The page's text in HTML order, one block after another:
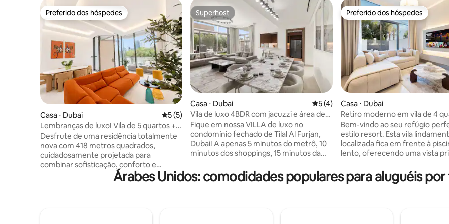
Preferido dos hóspedes
Preferido dos hóspedes
Casa ⋅ Dubai 5 de uma avaliação média de 5, 5 avaliações
5 (5)
Lembranças de luxo! Vila de 5 quartos +
piscina + jacuzzi + elevador + academia
Desfrute de uma residência totalmente
nova com 418 metros quadrados,
cuidadosamente projetada para
combinar sofisticação, conforto e
funcionalidade inteligente. Tudo para
uma experiência de estilo de vida
Superhost
Superhost
Casa ⋅ Dubai 5 de uma avaliação média de 5, 4
5 (4)
Vila de luxo 4BDR com jacuzzi e área de
churrasco
Fique em nossa VILLA de luxo no
condomínio fechado de Tilal Al Furjan,
Dubai! A apenas 5 minutos do metrô, 10
minutos dos shoppings, 15 minutos da
unidade de 350 m² possui 4 quartos,
quarto de empregada, cada um com seu
Preferido dos hóspedes
Preferido dos hóspedes
Casa ⋅ Dubai
Retiro moderno em vila de 4
Moradia em estilo resort
Bem-vindo ao seu refúgio
estilo resort. Esta vila
localizada fica em frente à
lento, oferecendo uma vista
Situado dentro de uma
tranquila, os hóspedes
crianças cheias de aventura
Árabes Unidos: comodidades populares para aluguéis